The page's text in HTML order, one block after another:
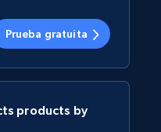
Prueba gratuita
products by